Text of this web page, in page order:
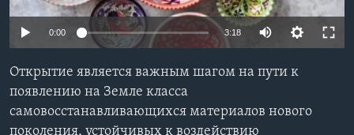
Learning English
СОЦИАЛЬНЫЕ СЕТИ
0:00 3:18
Открытие является важным шагом на пути к
появлению на Земле класса
самовосстанавливающихся материалов нового
поколения, устойчивых к воздействию